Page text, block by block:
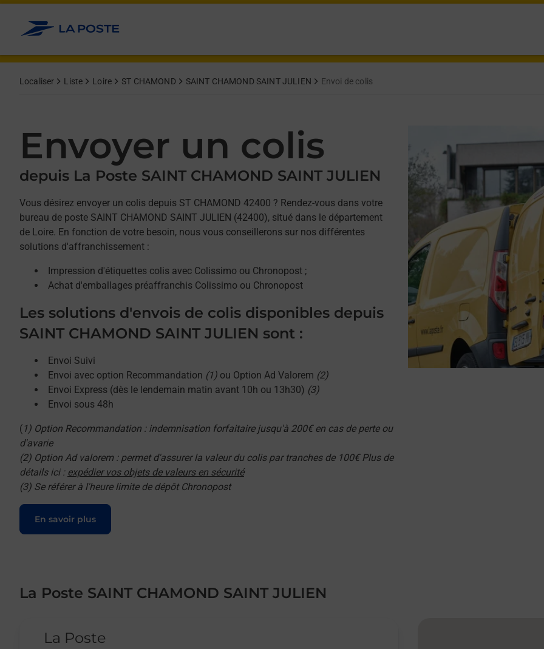
Allez au contenu
Localiser Liste Loire ST CHAMOND SAINT CHAMOND SAINT JULIEN Envoi de colis
Envoyer un colis
depuis La Poste SAINT CHAMOND SAINT JULIEN
Vous désirez envoyer un colis depuis ST CHAMOND 42400 ? Rendez-vous dans votre
bureau de poste SAINT CHAMOND SAINT JULIEN (42400), situé dans le département
de Loire. En fonction de votre besoin, nous vous conseillerons sur nos différentes
solutions d'affranchissement :
Impression d'étiquettes colis avec Colissimo ou Chronopost ;
Achat d'emballages préaffranchis Colissimo ou Chronopost
Les solutions d'envois de colis disponibles depuis
SAINT CHAMOND SAINT JULIEN sont :
Envoi Suivi
Envoi avec option Recommandation (1) ou Option Ad Valorem (2)
Envoi Express (dès le lendemain matin avant 10h ou 13h30) (3)
Envoi sous 48h
( 1) Option Recommandation : indemnisation forfaitaire jusqu'à 200€ en cas de perte ou
d'avarie
(2) Option Ad valorem : permet d'assurer la valeur du colis par tranches de 100€ Plus de
détails ici : expédier vos objets de valeurs en sécurité
(3) Se référer à l'heure limite de dépôt Chronopost
En savoir plus
Le lien s'ouvre dans un nouvel onglet
La Poste SAINT CHAMOND SAINT JULIEN
La Poste
Afficher ou masquer la réponse
Afficher ou masquer la réponse
Afficher ou masquer la réponse